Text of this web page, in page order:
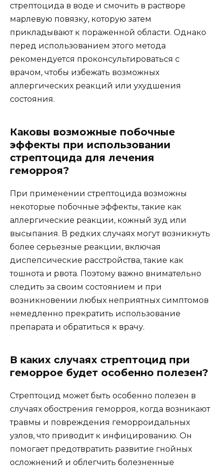
стрептоцида в воде и смочить в растворе
марлевую повязку, которую затем
прикладывают к пораженной области. Однако
перед использованием этого метода
рекомендуется проконсультироваться с
врачом, чтобы избежать возможных
аллергических реакций или ухудшения
состояния.
Каковы возможные побочные
эффекты при использовании
стрептоцида для лечения
геморроя?
При применении стрептоцида возможны
некоторые побочные эффекты, такие как
аллергические реакции, кожный зуд или
высыпания. В редких случаях могут возникнуть
более серьезные реакции, включая
диспепсические расстройства, такие как
тошнота и рвота. Поэтому важно внимательно
следить за своим состоянием и при
возникновении любых неприятных симптомов
немедленно прекратить использование
препарата и обратиться к врачу.
В каких случаях стрептоцид при
геморрое будет особенно полезен?
Стрептоцид может быть особенно полезен в
случаях обострения геморроя, когда возникают
травмы и повреждения геморроидальных
узлов, что приводит к инфицированию. Он
помогает предотвратить развитие гнойных
осложнений и облегчить болезненные